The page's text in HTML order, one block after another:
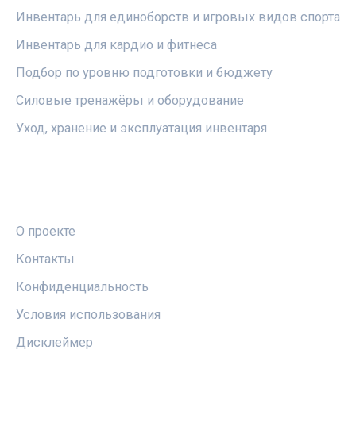
Инвентарь для единоборств и игровых видов спорта
Инвентарь для кардио и фитнеса
Подбор по уровню подготовки и бюджету
Силовые тренажёры и оборудование
Уход, хранение и эксплуатация инвентаря
О проекте
Контакты
Конфиденциальность
Условия использования
Дисклеймер